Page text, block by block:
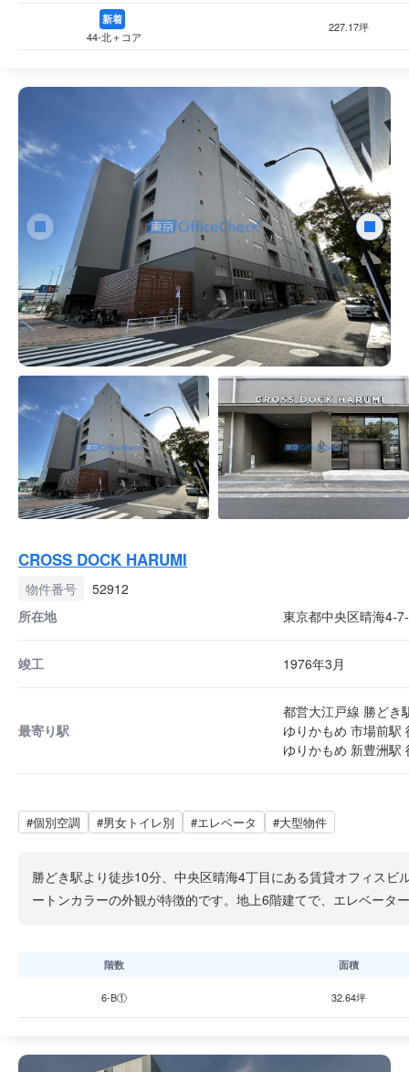
新着
44-北＋コア
227.17坪
CROSS DOCK HARUMI
物件番号
52912
所在地
東京都中央区晴海4-
竣工 1976年3月
最寄り駅
都営大江戸線 勝どき
ゆりかもめ 市場前駅
ゆりかもめ 新豊洲駅
#個別空調 #男女トイレ別 #エレベータ #大型物件
勝どき駅より徒歩10分、中央区晴海4丁目にある賃貸オフィス
ートンカラーの外観が特徴的です。地上6階建てで、エレベー
階数 面積
6-B① 32.64坪